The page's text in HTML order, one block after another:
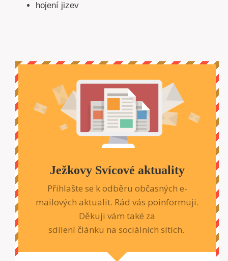
hojení jizev
Ježkovy Svícové aktuality
Přihlašte se k odběru občasných e-
mailových aktualit. Rád vás poinformuji.
Děkuji vám také za
sdílení článku na sociálních sítích.